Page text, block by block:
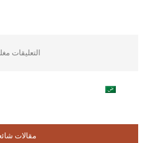
التعليقات
مقالات